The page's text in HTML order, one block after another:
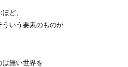
ど、
ういう要素のものが
は無い世界を